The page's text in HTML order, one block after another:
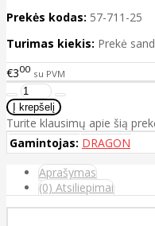
Prekės kodas: 57-711-25
Turimas kiekis: Prekė
€300 su PVM
Turite klausimų apie šią
Gamintojas: DRAGON
Aprašymas
(0) Atsiliepimai